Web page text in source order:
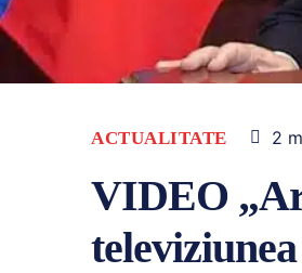
ACTUALITATE 2
VIDEO